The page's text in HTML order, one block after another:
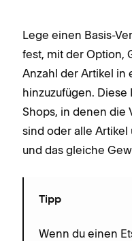
Lege einen Basis-
fest, mit der Option,
Anzahl der Artikel in
hinzuzufügen.
Shops, in denen die
sind oder alle
und das gleiche
Tipp
Wenn du einen